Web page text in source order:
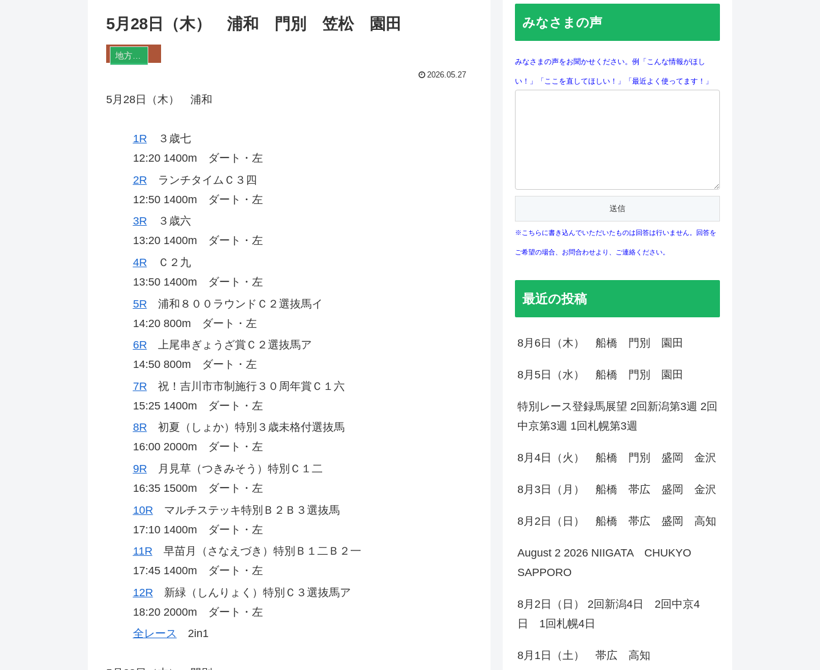
5月28日（木） 浦和 門別 笠松 園田
地方競馬
2026.05.27
5月28日（木） 浦和
1R ３歳七
12:20 1400m ダート・左
2R ランチタイムＣ３四
12:50 1400m ダート・左
3R ３歳六
13:20 1400m ダート・左
4R Ｃ２九
13:50 1400m ダート・左
5R 浦和８００ラウンドＣ２選抜馬イ
14:20 800m ダート・左
6R 上尾串ぎょうざ賞Ｃ２選抜馬ア
14:50 800m ダート・左
7R 祝！吉川市市制施行３０周年賞Ｃ１六
15:25 1400m ダート・左
8R 初夏（しょか）特別３歳未格付選抜馬
16:00 2000m ダート・左
9R 月見草（つきみそう）特別Ｃ１二
16:35 1500m ダート・左
10R マルチステッキ特別Ｂ２Ｂ３選抜馬
17:10 1400m ダート・左
11R 早苗月（さなえづき）特別Ｂ１二Ｂ２一
17:45 1400m ダート・左
12R 新緑（しんりょく）特別Ｃ３選抜馬ア
18:20 2000m ダート・左
全レース 2in1
みなさまの声
みなさまの声をお聞かせください。例「こんな情報がほし
い！」「ここを直してほしい！」「最近よく使ってます！」
※こちらに書き込んでいただいたものは回答は行いません。回答を
ご希望の場合、お問合わせより、ご連絡ください。
最近の投稿
8月6日（木） 船橋 門別 園田
8月5日（水） 船橋 門別 園田
特別レース登録馬展望 2回新潟第3週 2回
中京第3週 1回札幌第3週
8月4日（火） 船橋 門別 盛岡 金沢
8月3日（月） 船橋 帯広 盛岡 金沢
8月2日（日） 船橋 帯広 盛岡 高知
August 2 2026 NIIGATA CHUKYO
SAPPORO
8月2日（日） 2回新潟4日 2回中京4
日 1回札幌4日
8月1日（土） 帯広 高知